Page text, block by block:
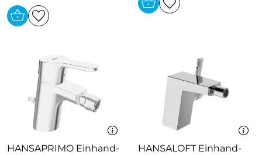
HANSAPRIMO Einhand-
HANSALOFT Einhand-